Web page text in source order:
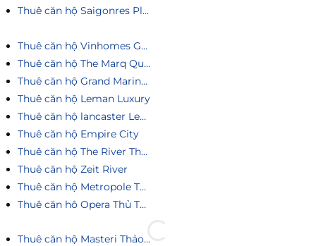
Thuê căn hộ Saigonres Plaza
Thuê căn hộ Vinhomes Golden River
Thuê căn hộ The Marq Quận 1
Thuê căn hộ Grand Marina Saigon
Thuê căn hộ Leman Luxury
Thuê căn hộ lancaster Legacy
Thuê căn hộ Empire City
Thuê căn hộ The River Thủ Thiêm
Thuê căn hộ Zeit River
Thuê căn hộ Metropole Thủ Thiêm
Thuê căn hô Opera Thủ Thiêm
Thuê căn hộ Masteri Thảo Điền